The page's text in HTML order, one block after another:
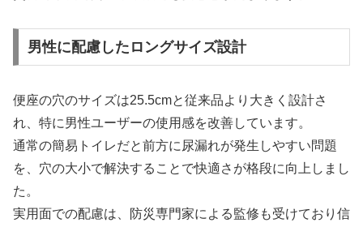
男性に配慮したロングサイズ設計
便座の穴のサイズは25.5cmと従来品より大きく設計さ
れ、特に男性ユーザーの使用感を改善しています。
通常の簡易トイレだと前方に尿漏れが発生しやすい問題
を、穴の大小で解決することで快適さが格段に向上しまし
た。
実用面での配慮は、防災専門家による監修も受けており信